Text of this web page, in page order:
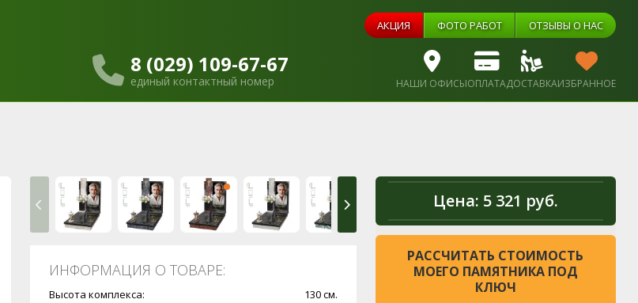
АКЦИЯ ФОТО РАБОТ ОТЗЫВЫ О НАС
8 (029) 109-67-67
единый контактный номер НАШИ ОФИСЫОПЛАТАДОСТАВКАИЗБРАННОЕ
Цена: 5 321 руб.
РАССЧИТАТЬ СТОИМОСТЬ
МОЕГО ПАМЯТНИКА ПОД
КЛЮЧ
ИНФОРМАЦИЯ О ТОВАРЕ:
Высота комплекса:
130 см.